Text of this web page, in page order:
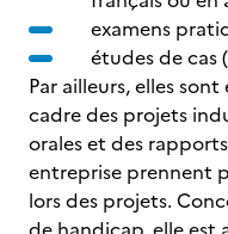
examens
études de
Par ailleurs, elles
cadre des projets
orales et des
entreprise prennent
lors des projets.